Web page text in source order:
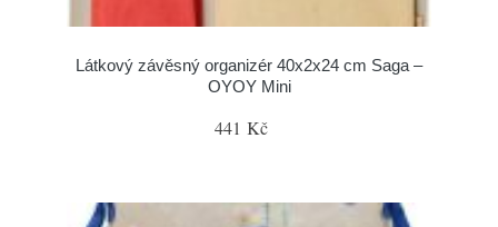
Látkový závěsný organizér 40x2x24 cm Saga –
OYOY Mini
441 Kč